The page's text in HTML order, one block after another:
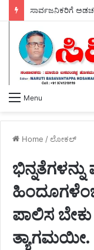
Menu
Home /ಲೋಕಲ್
ಪಾಲಿಸ
ತ್ಯಾಗಮಯೀ.